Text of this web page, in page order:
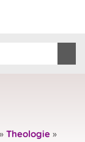
» Theologie »